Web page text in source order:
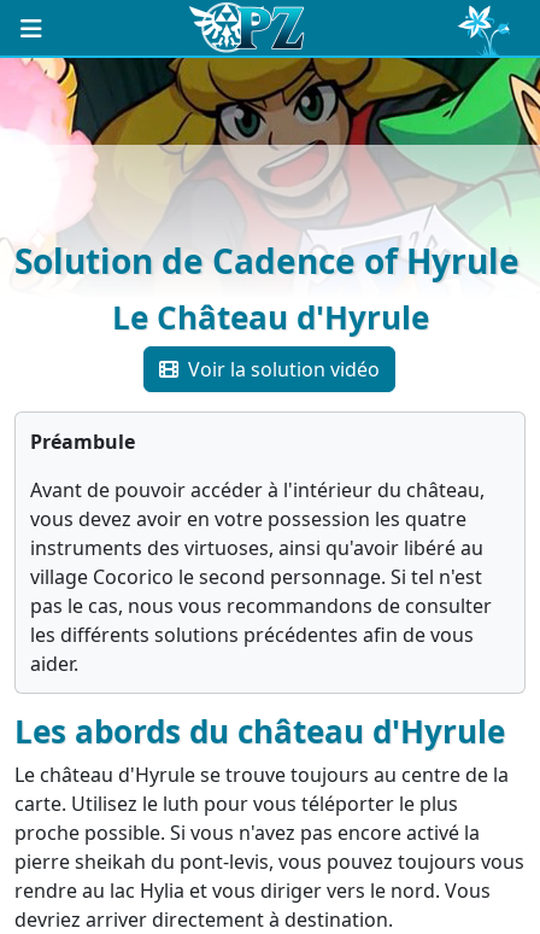
Solution de Cadence of Hyrule
Le Château d'Hyrule
Voir la solution vidéo
Préambule
Avant de pouvoir accéder à l'intérieur du château,
vous devez avoir en votre possession les quatre
instruments des virtuoses, ainsi qu'avoir libéré au
village Cocorico le second personnage. Si tel n'est
pas le cas, nous vous recommandons de consulter
les différents solutions précédentes afin de vous
aider.
Les abords du château d'Hyrule
Le château d'Hyrule se trouve toujours au centre de la
carte. Utilisez le luth pour vous téléporter le plus
proche possible. Si vous n'avez pas encore activé la
pierre sheikah du pont-levis, vous pouvez toujours vous
rendre au lac Hylia et vous diriger vers le nord. Vous
devriez arriver directement à destination.